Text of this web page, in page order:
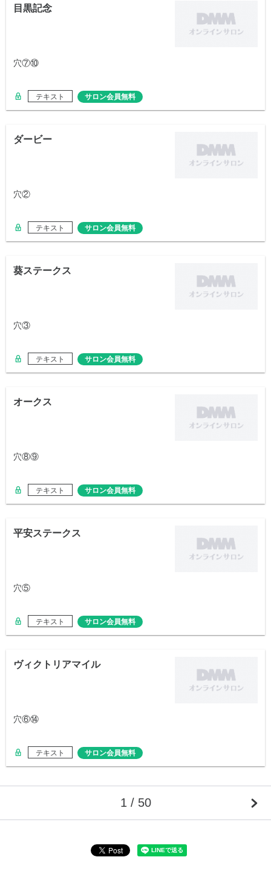
目黒記念
穴⑦⑩
テキスト サロン会員無料
ダービー
穴②
テキスト サロン会員無料
葵ステークス
穴③
テキスト サロン会員無料
オークス
穴⑧⑨
テキスト サロン会員無料
平安ステークス
穴⑤
テキスト サロン会員無料
ヴィクトリアマイル
穴⑥⑭
テキスト サロン会員無料
1 / 50